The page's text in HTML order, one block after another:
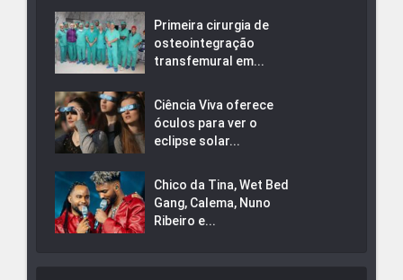
Primeira cirurgia de
osteointegração
transfemural em...
Ciência Viva oferece
óculos para ver o
eclipse solar...
Chico da Tina, Wet Bed
Gang, Calema, Nuno
Ribeiro e...